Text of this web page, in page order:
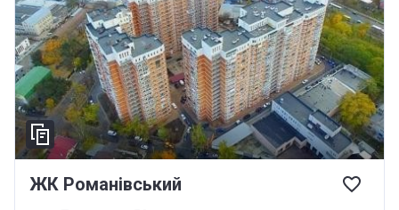
ЖК Романівський